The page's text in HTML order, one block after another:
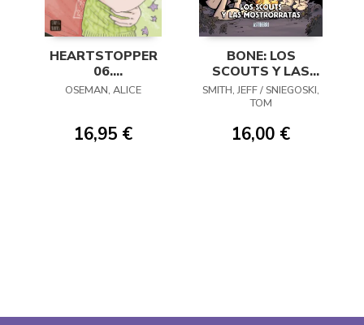
HEARTSTOPPER
06.
ENTRELAZADOS
OSEMAN, ALICE
16,95 €
BONE: LOS
SCOUTS Y LAS
MOSTRORRATAS
SMITH, JEFF / SNIEGOSKI,
TOM
16,00 €